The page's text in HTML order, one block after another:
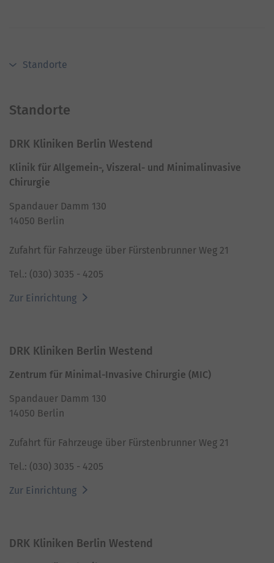
Standorte
Standorte
DRK Kliniken Berlin Westend
Klinik für Allgemein-, Viszeral- und Minimalinvasive
Chirurgie
Spandauer Damm 130
14050 Berlin
Zufahrt für Fahrzeuge über Fürstenbrunner Weg 21
Tel.: (030) 3035 - 4205
Zur Einrichtung
DRK Kliniken Berlin Westend
Zentrum für Minimal-Invasive Chirurgie (MIC)
Spandauer Damm 130
14050 Berlin
Zufahrt für Fahrzeuge über Fürstenbrunner Weg 21
Tel.: (030) 3035 - 4205
Zur Einrichtung
DRK Kliniken Berlin Westend